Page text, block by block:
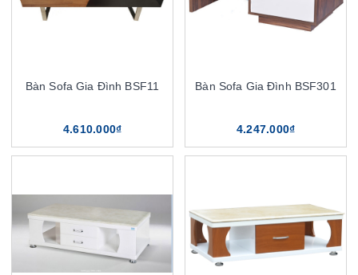
Bàn Sofa Gia Đình BSF11
4.610.000₫
Bàn Sofa Gia Đình BSF301
4.247.000₫